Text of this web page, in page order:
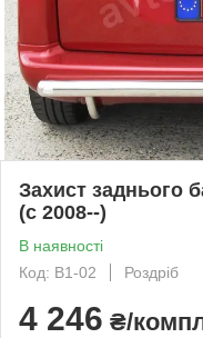
Захист заднього
(c 2008--)
В наявності
Код: B1-02
Роздріб
4 246 ₴/